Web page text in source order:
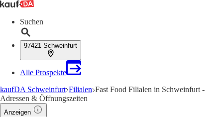
Suchen
97421 Schweinfurt
Alle Prospekte
kaufDA Schweinfurt Filialen Fast Food Filialen in Schweinfurt -
Adressen & Öffnungszeiten
Anzeigen